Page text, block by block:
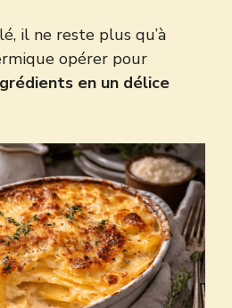
il ne reste plus qu’à
opérer pour
en un délice